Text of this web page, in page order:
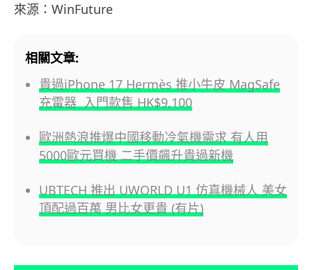
來源：WinFuture
相關文章:
貴過iPhone 17 Hermès 推小牛皮 MagSafe
充電器 入門款售 HK$9,100
歐洲熱浪推爆中國移動冷氣機需求 有人用
5000歐元買機 二手價飆升貴過新機
UBTECH 推出 UWORLD U1 仿真機械人 美女
頂配過百萬 男比女更貴 (有片)